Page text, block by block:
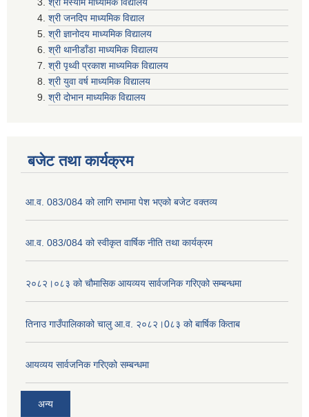
श्री मस्याम माध्यमिक विद्यालय
श्री जनदिप माध्यमिक विद्याल
श्री ज्ञानोदय माध्यमिक विद्यालय
श्री थानीडाँडा माध्यमिक विद्यालय
श्री पृथ्वी प्रकाश माध्यमिक विद्यालय
श्री युवा वर्ष माध्यमिक विद्यालय
श्री दोभान माध्यमिक विद्यालय
बजेट तथा कार्यक्रम
आ.व. 083/084 को लागि सभामा पेश भएको बजेट वक्तव्य
आ.व. 083/084 को स्वीकृत वार्षिक नीति तथा कार्यक्रम
२०८२।०८३ को चौमासिक आयव्यय सार्वजनिक गरिएको सम्बन्धमा
तिनाउ गाउँपालिकाको चालु आ.व. २०८२।0८३ को बार्षिक किताब
आयव्यय सार्वजनिक गरिएको सम्बन्धमा
अन्य